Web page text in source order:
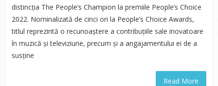
distincția The People’s Champion la premiile People’s Choice
2022. Nominalizată de cinci ori la People’s Choice Awards,
titlul reprezintă o recunoaștere a contribuțiile sale inovatoare
în muzică și televiziune, precum și a angajamentului ei de a
susține
Read More